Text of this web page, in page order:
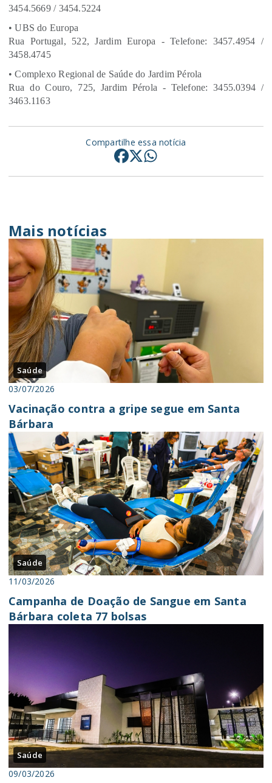
3454.5669 / 3454.5224
• UBS do Europa
Rua Portugal, 522, Jardim Europa - Telefone: 3457.4954 /
3458.4745
• Complexo Regional de Saúde do Jardim Pérola
Rua do Couro, 725, Jardim Pérola - Telefone: 3455.0394 /
3463.1163
Compartilhe essa notícia
Mais notícias
Saúde
03/07/2026
Vacinação contra a gripe segue em Santa
Bárbara
Saúde
11/03/2026
Campanha de Doação de Sangue em Santa
Bárbara coleta 77 bolsas
Saúde
09/03/2026